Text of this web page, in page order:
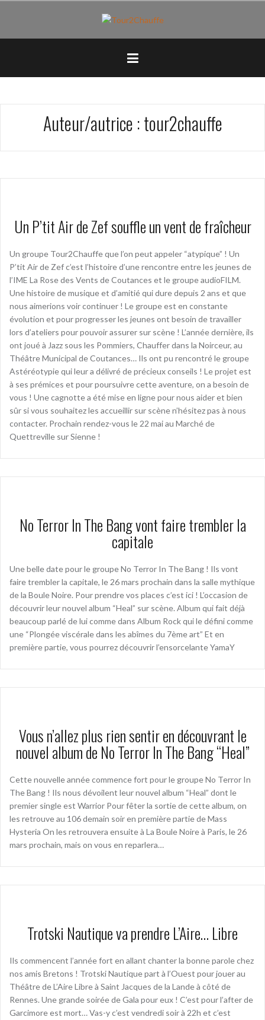
Auteur/autrice :tour2chauffe
Un P’tit Air de Zef souffle un vent de fraîcheur
Un groupe Tour2Chauffe que l’on peut appeler “atypique” ! Un
P’tit Air de Zef c’est l’histoire d’une rencontre entre les jeunes de
l’IME La Rose des Vents de Coutances et le groupe audioFILM.
Une histoire de musique et d’amitié qui dure depuis 2 ans et que
nous aimerions voir continuer ! Le groupe est en constante
évolution et pour progresser les jeunes ont besoin de travailler
lors d’ateliers pour pouvoir assurer sur scène ! L’année dernière, ils
ont joué à Jazz sous les Pommiers, Chauffer dans la Noirceur, au
Théâtre Municipal de Coutances… Ils ont pu rencontré le groupe
Astéréotypie qui leur a délivré de précieux conseils ! Le projet est
à ses prémices et pour poursuivre cette aventure, on a besoin de
vous ! Une cagnotte a été mise en ligne pour nous aider et bien
sûr si vous souhaitez les accueillir sur scène n’hésitez pas à nous
contacter. Prochain rendez-vous le 22 mai au Marché de
Quettreville sur Sienne !
No Terror In The Bang vont faire trembler la
capitale
Une belle date pour le groupe No Terror In The Bang ! Ils vont
faire trembler la capitale, le 26 mars prochain dans la salle mythique
de la Boule Noire. Pour prendre vos places c’est ici ! L’occasion de
découvrir leur nouvel album “Heal” sur scène. Album qui fait déjà
beaucoup parlé de lui comme dans Album Rock qui le défini comme
une “Plongée viscérale dans les abîmes du 7ème art” Et en
première partie, vous pourrez découvrir l’ensorcelante YamaY
Vous n’allez plus rien sentir en découvrant le
nouvel album de No Terror In The Bang “Heal”
Cette nouvelle année commence fort pour le groupe No Terror In
The Bang ! Ils nous dévoilent leur nouvel album “Heal” dont le
premier single est Warrior Pour fêter la sortie de cette album, on
les retrouve au 106 demain soir en première partie de Mass
Hysteria On les retrouvera ensuite à La Boule Noire à Paris, le 26
mars prochain, mais on vous en reparlera…
Trotski Nautique va prendre L’Aire… Libre
Ils commencent l’année fort en allant chanter la bonne parole chez
nos amis Bretons ! Trotski Nautique part à l’Ouest pour jouer au
Théâtre de L’Aire Libre à Saint Jacques de la Lande à côté de
Rennes. Une grande soirée de Gala pour eux ! C’est pour l’after de
Garcimore est mort… Vas-y c’est vendredi soir à 22h et c’est